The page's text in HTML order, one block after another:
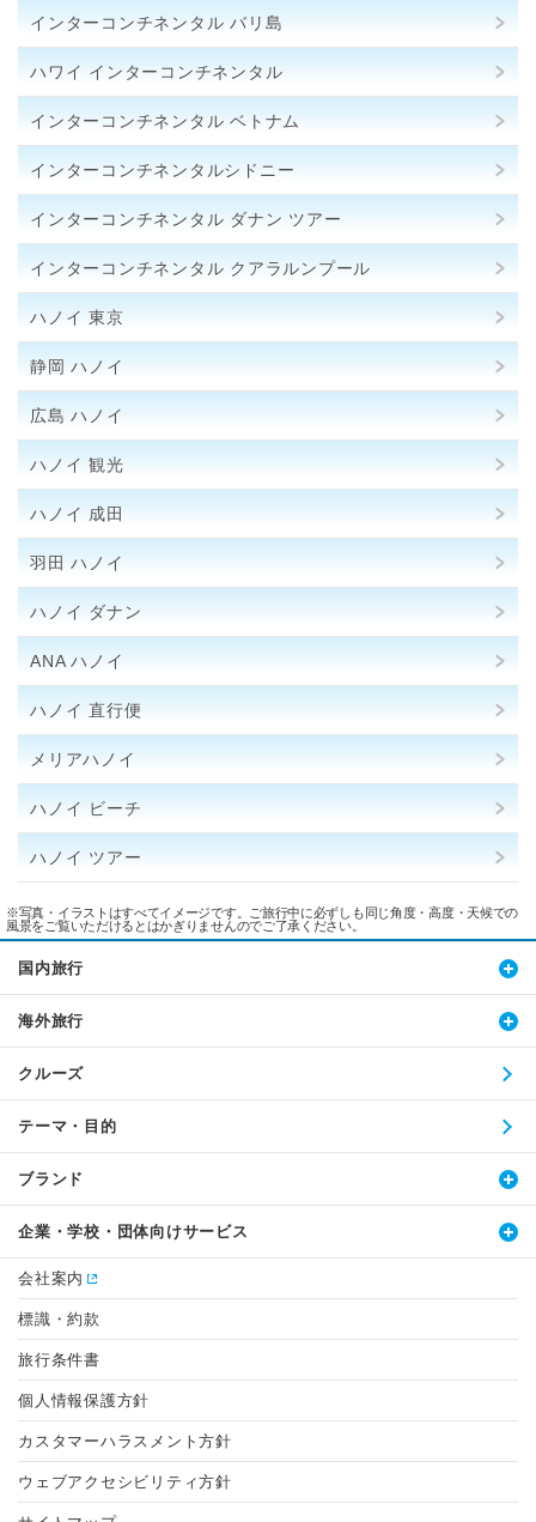
インターコンチネンタル バリ島
ハワイ インターコンチネンタル
インターコンチネンタル ベトナム
インターコンチネンタルシドニー
インターコンチネンタル ダナン ツアー
インターコンチネンタル クアラルンプール
ハノイ 東京
静岡 ハノイ
広島 ハノイ
ハノイ 観光
ハノイ 成田
羽田 ハノイ
ハノイ ダナン
ANA ハノイ
ハノイ 直行便
メリアハノイ
ハノイ ビーチ
ハノイ ツアー
※写真・イラストはすべてイメージです。ご旅行中に必ずしも同じ角度・高度・天候での
風景をご覧いただけるとはかぎりませんのでご了承ください。
国内旅行
海外旅行
クルーズ
テーマ・目的
ブランド
企業・学校・団体向けサービス
会社案内
標識・約款
旅行条件書
個人情報保護方針
カスタマーハラスメント方針
ウェブアクセシビリティ方針